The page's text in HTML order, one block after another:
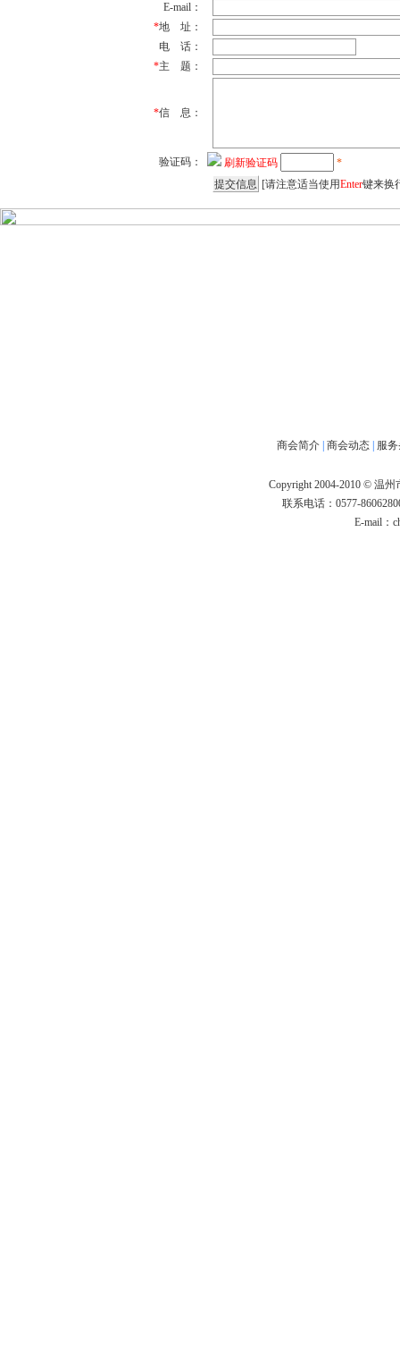
E-mail：
*地 址：
电 话：
*主 题：
*信 息：
验证码： 刷新验证码
*
[请注意适当使用Enter键来换
商会简介| 商会动态| 服
Copyright 2004-2010 © 温
联系电话：0577-
E-mail：